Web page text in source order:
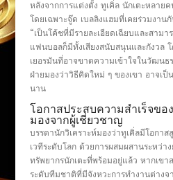
หลังจากการแต่งตั้ง ทูเคิ่ล นักเตะหลาย
โดยเฉพาะจู๊ด เบลลิงแฮมที่เคยร่วมงาน
“เป็นโค้ชที่มีรายละเอียดเฉียบและสามา
แฟนบอลก็มีทั้งเสียงสนับสนุนและกังวล โ
เยอรมันที่อาจขาดความเข้าใจในวัฒน
ฝ่ายมองว่าวิธีคิดใหม่ ๆ ของเขา อาจเป็
นาน
โอกาสประสบความสำเร็จข
มองจากผู้เชี่ยวชาญ
บรรดานักวิเคราะห์มองว่าทูเคิ่ลมีโอกาส
เวทีระดับโลก ด้วยการผสมผสานระหว่า
ทรัพยากรนักเตะที่พร้อมอยู่แล้ว หากเข
ระดับทีมชาติที่มีจังหวะการทำงานต่างจ